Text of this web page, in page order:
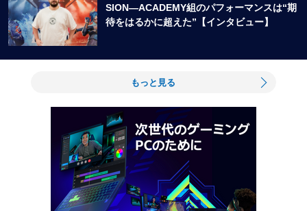
SION―ACADEMY組のパフォーマンスは“期
待をはるかに超えた”【インタビュー】
もっと見る